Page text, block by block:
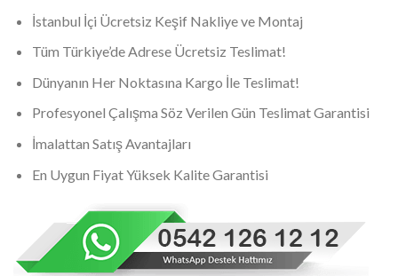
İstanbul İçi Ücretsiz Keşif Nakliye ve Montaj
Tüm Türkiye’de Adrese Ücretsiz Teslimat!
Dünyanın Her Noktasına Kargo İle Teslimat!
Profesyonel Çalışma Söz Verilen Gün Teslimat Garantisi
İmalattan Satış Avantajları
En Uygun Fiyat Yüksek Kalite Garantisi